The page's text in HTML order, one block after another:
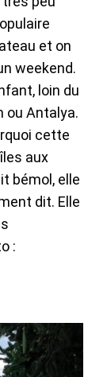
et on
weekend.
loin du
ou Antalya.
cette
aux
bémol, elle
dit. Elle
: